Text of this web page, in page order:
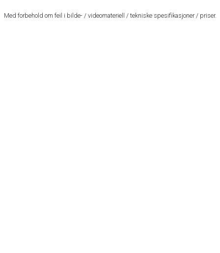
Med forbehold om feil i bilde- / videomateriell / tekniske spesifikasjoner / priser.